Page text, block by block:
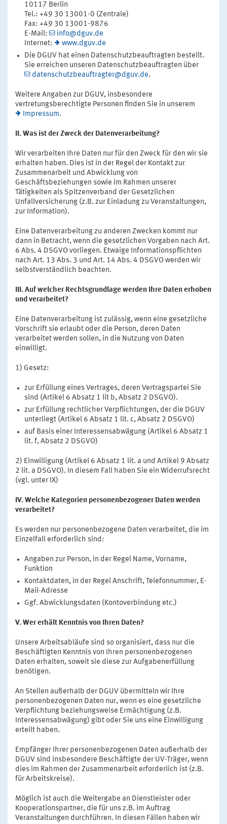
10117 Berlin
Tel.: +49 30 13001-0 (Zentrale)
Fax: +49 30 13001-9876
E-Mail:
info@dguv.de
Internet:
www.dguv.de
Die DGUV hat einen Datenschutzbeauftragten bestellt.
Sie erreichen unseren Datenschutzbeauftragten über
datenschutzbeauftragter@dguv.de.
Weitere Angaben zur DGUV, insbesondere
vertretungsberechtigte Personen finden Sie in unserem
Impressum.
II. Was ist der Zweck der Datenverarbeitung?
Wir verarbeiten Ihre Daten nur für den Zweck für den wir sie
erhalten haben. Dies ist in der Regel der Kontakt zur
Zusammenarbeit und Abwicklung von
Geschäftsbeziehungen sowie im Rahmen unserer
Tätigkeiten als Spitzenverband der Gesetzlichen
Unfallversicherung (z.B. zur Einladung zu Veranstaltungen,
zur Information).
Eine Datenverarbeitung zu anderen Zwecken kommt nur
dann in Betracht, wenn die gesetzlichen Vorgaben nach Art.
6 Abs. 4 DSGVO vorliegen. Etwaige Informationspflichten
nach Art. 13 Abs. 3 und Art. 14 Abs. 4 DSGVO werden wir
selbstverständlich beachten.
III. Auf welcher Rechtsgrundlage werden Ihre Daten erhoben
und verarbeitet?
Eine Datenverarbeitung ist zulässig, wenn eine gesetzliche
Vorschrift sie erlaubt oder die Person, deren Daten
verarbeitet werden sollen, in die Nutzung von Daten
einwilligt.
1) Gesetz:
zur Erfüllung eines Vertrages, deren Vertragspartei Sie
sind (Artikel 6 Absatz 1 lit b, Absatz 2 DSGVO).
zur Erfüllung rechtlicher Verpflichtungen, der die DGUV
unterliegt (Artikel 6 Absatz 1 lit. c, Absatz 2 DSGVO)
auf Basis einer Interessensabwägung (Artikel 6 Absatz 1
lit. f, Absatz 2 DSGVO)
2) Einwilligung (Artikel 6 Absatz 1 lit. a und Artikel 9 Absatz
2 lit. a DSGVO). In diesem Fall haben Sie ein Widerrufsrecht
(vgl. unter IX)
IV. Welche Kategorien personenbezogener Daten werden
verarbeitet?
Es werden nur personenbezogene Daten verarbeitet, die im
Einzelfall erforderlich sind:
Angaben zur Person, in der Regel Name, Vorname,
Funktion
Kontaktdaten, in der Regel Anschrift, Telefonnummer, E-
Mail-Adresse
Ggf. Abwicklungsdaten (Kontoverbindung etc.)
V. Wer erhält Kenntnis von Ihren Daten?
Unsere Arbeitsabläufe sind so organisiert, dass nur die
Beschäftigten Kenntnis von Ihren personenbezogenen
Daten erhalten, soweit sie diese zur Aufgabenerfüllung
benötigen.
An Stellen außerhalb der DGUV übermitteln wir Ihre
personenbezogenen Daten nur, wenn es eine gesetzliche
Verpflichtung beziehungsweise Ermächtigung (z.B.
Interessensabwägung) gibt oder Sie uns eine Einwilligung
erteilt haben.
Empfänger Ihrer personenbezogenen Daten außerhalb der
DGUV sind insbesondere Beschäftigte der UV-Träger, wenn
dies im Rahmen der Zusammenarbeit erforderlich ist (z.B.
für Arbeitskreise).
Möglich ist auch die Weitergabe an Dienstleister oder
Kooperationspartner, die für uns z.B. im Auftrag
Veranstaltungen durchführen. In diesen Fällen haben wir